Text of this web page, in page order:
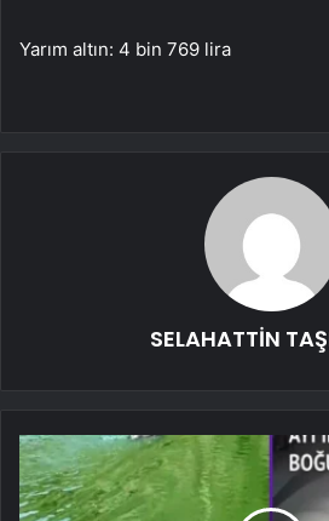
Yarım altın: 4 bin 769 lira
SELAHATTİN